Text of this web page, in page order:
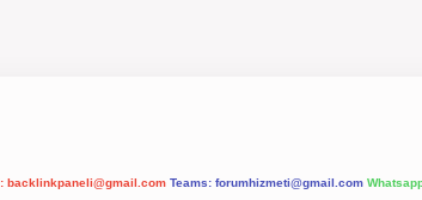
backlinkpaneli@gmail.com Teams: forumhizmeti@gmail.com